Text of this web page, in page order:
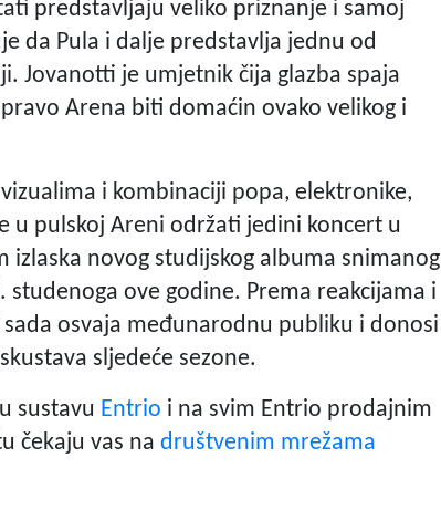
predstavljaju veliko priznanje i samoj
da Pula i dalje predstavlja jednu od
Jovanotti je umjetnik čija glazba spaja
Arena biti domaćin ovako velikog i
i kombinaciji popa, elektronike,
u pulskoj Areni održati jedini koncert u
novog studijskog albuma snimanog
studenoga ove godine. Prema reakcijama i
osvaja međunarodnu publiku i donosi
sljedeće sezone.
sustavu Entrio i na svim Entrio prodajnim
čekaju vas na društvenim mrežama